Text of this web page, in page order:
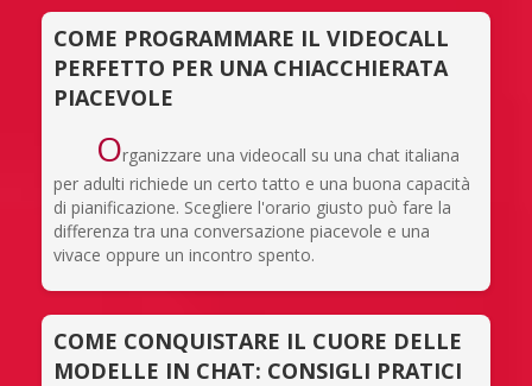
COME PROGRAMMARE IL VIDEOCALL
PERFETTO PER UNA CHIACCHIERATA
PIACEVOLE
Organizzare una videocall su una chat italiana
per adulti richiede un certo tatto e una buona capacità
di pianificazione. Scegliere l'orario giusto può fare la
differenza tra una conversazione piacevole e una
vivace oppure un incontro spento.
COME CONQUISTARE IL CUORE DELLE
MODELLE IN CHAT: CONSIGLI PRATICI